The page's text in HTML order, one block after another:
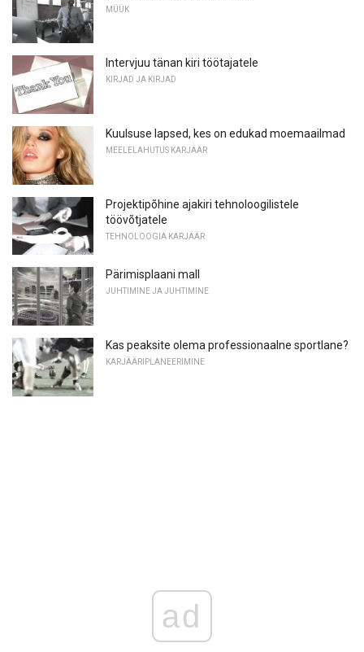
MÜÜK
Intervjuu tänan kiri töötajatele
KIRJAD JA KIRJAD
Kuulsuse lapsed, kes on edukad moemaailmad
MEELELAHUTUS KARJÄÄR
Projektipõhine ajakiri tehnoloogilistele
töövõtjatele
TEHNOLOOGIA KARJÄÄR
Pärimisplaani mall
JUHTIMINE JA JUHTIMINE
Kas peaksite olema professionaalne sportlane?
KARJÄÄRIPLANEERIMINE
ad